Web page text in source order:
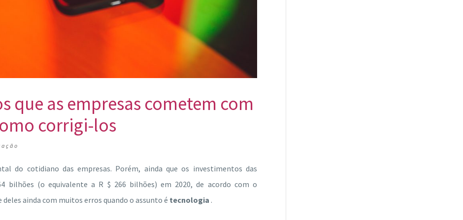
que as empresas cometem com
corrigi-los
do cotidiano das empresas. Porém, ainda que os investimentos das
bilhões (o equivalente a R $ 266 bilhões) em 2020, de acordo com o
ainda com muitos erros quando o assunto é tecnologia .